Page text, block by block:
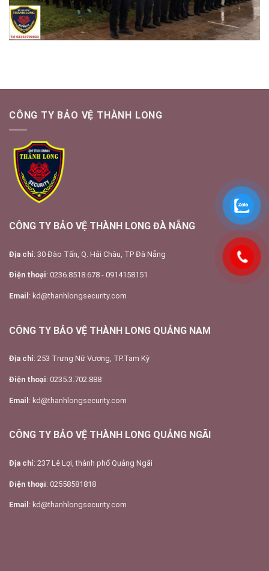
CÔNG TY BẢO VỆ THÀNH LONG
CÔNG TY BẢO VỆ THÀNH LONG ĐÀ NẴNG
Địa chỉ: 30 Đào Tấn, Q. Hải Châu, TP Đà Nẵng
Điện thoại: 0236.8518.678 - 0914158151
Email : kd@thanhlongsecurity.com
CÔNG TY BẢO VỆ THÀNH LONG QUẢNG NAM
Địa chỉ: 253 Trưng Nữ Vương, TP.Tam Kỳ
Điện thoại: 0235.3.702.888
Email: kd@thanhlongsecurity.com
CÔNG TY BẢO VỆ THÀNH LONG QUẢNG NGÃI
Địa chỉ: 237 Lê Lợi, thành phố Quảng Ngãi
Điện thoại: 02558581818
Email : kd@thanhlongsecurity.com